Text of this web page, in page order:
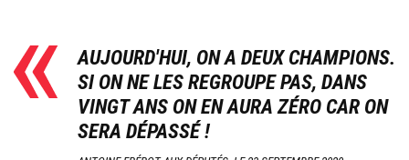
AUJOURD'HUI, ON A DEUX CHAMPIONS.
SI ON NE LES REGROUPE PAS, DANS
VINGT ANS ON EN AURA ZÉRO CAR ON
SERA DÉPASSÉ !